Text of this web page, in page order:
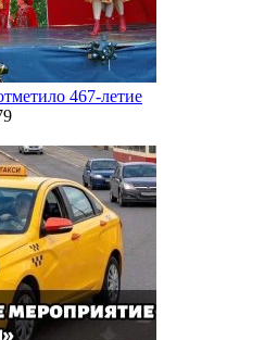
467-летие